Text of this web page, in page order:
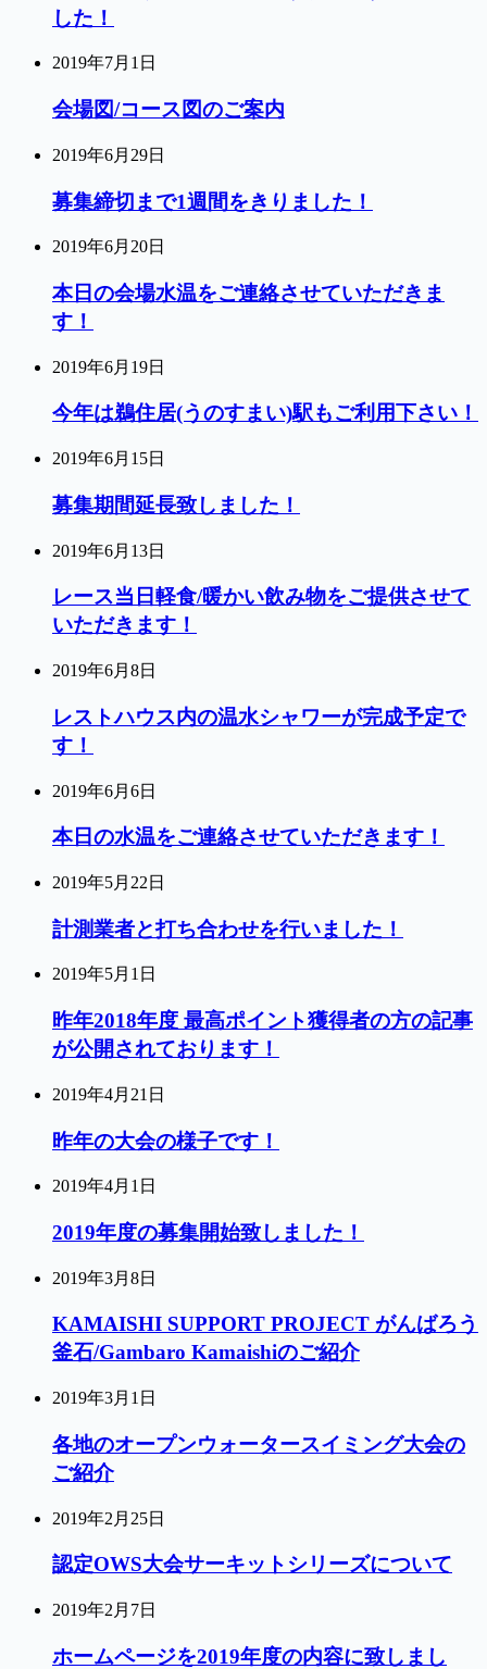
した！
2019年7月1日
会場図/コース図のご案内
2019年6月29日
募集締切まで1週間をきりました！
2019年6月20日
本日の会場水温をご連絡させていただきま
す！
2019年6月19日
今年は鵜住居(うのすまい)駅もご利用下さい！
2019年6月15日
募集期間延長致しました！
2019年6月13日
レース当日軽食/暖かい飲み物をご提供させて
いただきます！
2019年6月8日
レストハウス内の温水シャワーが完成予定で
す！
2019年6月6日
本日の水温をご連絡させていただきます！
2019年5月22日
計測業者と打ち合わせを行いました！
2019年5月1日
昨年2018年度 最高ポイント獲得者の方の記事
が公開されております！
2019年4月21日
昨年の大会の様子です！
2019年4月1日
2019年度の募集開始致しました！
2019年3月8日
KAMAISHI SUPPORT PROJECT がんばろう
釜石/Gambaro Kamaishiのご紹介
2019年3月1日
各地のオープンウォータースイミング大会の
ご紹介
2019年2月25日
認定OWS大会サーキットシリーズについて
2019年2月7日
ホームページを2019年度の内容に致しまし